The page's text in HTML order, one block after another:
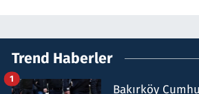
Trend Haberler
Bakırköy
1